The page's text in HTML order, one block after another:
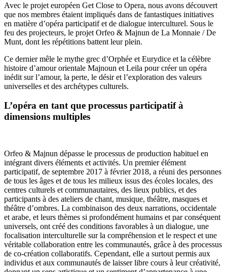
Avec le projet européen Get Close to Opera, nous avons découvert
que nos membres étaient impliqués dans de fantastiques initiatives
en matière d’opéra participatif et de dialogue interculturel. Sous le
feu des projecteurs, le projet Orfeo & Majnun de La Monnaie / De
Munt, dont les répétitions battent leur plein.
Ce dernier mêle le mythe grec d’Orphée et Eurydice et la célèbre
histoire d’amour orientale Majnoun et Leila pour créer un opéra
inédit sur l’amour, la perte, le désir et l’exploration des valeurs
universelles et des archétypes culturels.
L’opéra en tant que processus participatif à
dimensions multiples
Orfeo & Majnun dépasse le processus de production habituel en
intégrant divers éléments et activités. Un premier élément
participatif, de septembre 2017 à février 2018, a réuni des personnes
de tous les âges et de tous les milieux issus des écoles locales, des
centres culturels et communautaires, des lieux publics, et des
participants à des ateliers de chant, musique, théâtre, masques et
théâtre d’ombres. La combinaison des deux narrations, occidentale
et arabe, et leurs thèmes si profondément humains et par conséquent
universels, ont créé des conditions favorables à un dialogue, une
focalisation interculturelle sur la compréhension et le respect et une
véritable collaboration entre les communautés, grâce à des processus
de co-création collaboratifs. Cependant, elle a surtout permis aux
individus et aux communautés de laisser libre cours à leur créativité,